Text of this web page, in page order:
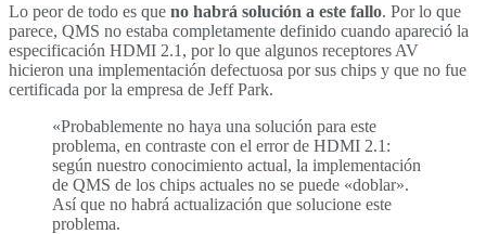
Lo peor de todo es que no habrá solución a este fallo. Por lo que
parece, QMS no estaba completamente definido cuando apareció la
especificación HDMI 2.1, por lo que algunos receptores AV
hicieron una implementación defectuosa por sus chips y que no fue
certificada por la empresa de Jeff Park.
«Probablemente no haya una solución para este
problema, en contraste con el error de HDMI 2.1:
según nuestro conocimiento actual, la implementación
de QMS de los chips actuales no se puede «doblar».
Así que no habrá actualización que solucione este
problema.